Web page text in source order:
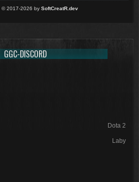
© 2017-2026 by SoftCreatR.dev
GGC-DISCORD
Dota 2
Laby